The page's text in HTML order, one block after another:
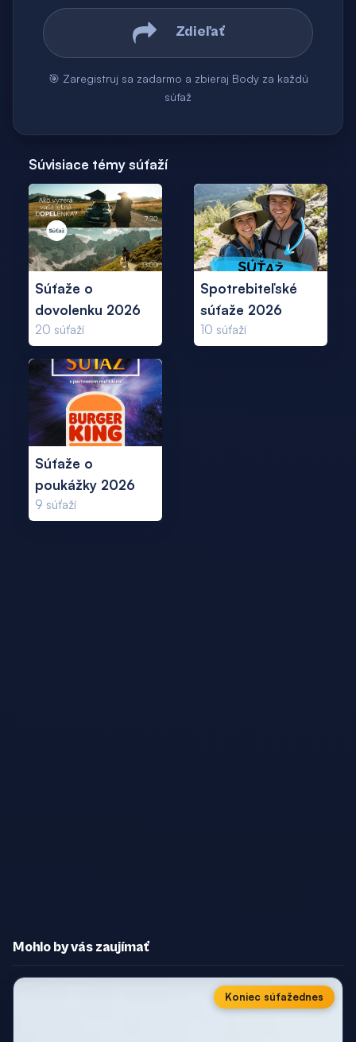
Zdieľať
🎯 Zaregistruj sa zadarmo a zbieraj Body za každú
súťaž
Súvisiace témy súťaží
Súťaže o
dovolenku 2026
20 súťaží
Spotrebiteľské
súťaže 2026
10 súťaží
Súťaže o
poukážky 2026
9 súťaží
Mohlo by vás zaujímať
Koniec súťažednes